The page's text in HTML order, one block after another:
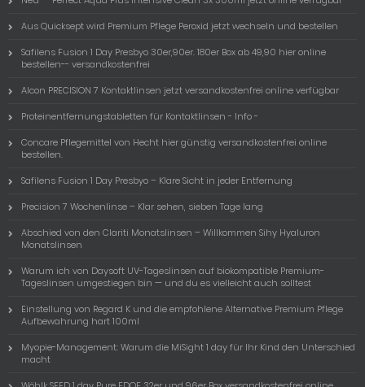
Aus Quicksept wird Premium Pflege Peroxid jetzt wechseln und bestellen
Safilens Fusion 1 Day Presbyo 30er,90er. 180er Box ab 49,90 hier online
bestellen-- versandkostenfrei
Alcon PRECISION 7 Kontaktlinsen jetzt versandkostenfrei online verfügbar
Proteinentfernungstabletten für Kontaktlinsen - Info -
Concare Pflegemittel von Hecht hier günstig versandkostenfrei online
bestellen.
Safilens Fusion 1 Day Presbyo – Klare Sicht in jeder Entfernung
Precision 7 Wochenlinse – Klar sehen, sieben Tage lang
Abschied von den Clariti Monatslinsen – Willkommen Sihy Hyaluron
Monatslinsen
Warum ich von Daysoft UV-Tageslinsen auf biokompatible Premium-
Tageslinsen umgestiegen bin — und du es vielleicht auch solltest
Einstellung von Regard K und die empfohlene Alternative Premium Pflege
Aufbewahrung hart 100ml
Myopie-Management: Warum die MiSight 1 day für Ihr Kind den Unterschied
macht